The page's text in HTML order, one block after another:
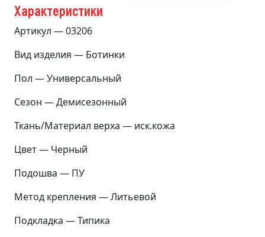
Характеристики
Артикул — 03206
Вид изделия — Ботинки
Пол — Универсальный
Сезон — Демисезонный
Ткань/Материал верха — иск.кожа
Цвет — Черный
Подошва — ПУ
Метод крепления — Литьевой
Подкладка — Типика